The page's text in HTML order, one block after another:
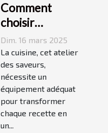
Comment
choisir
l'équipement
de cuisine idéal
pour vos
recettes
Dim. 16 mars 2025
La cuisine, cet atelier
des saveurs,
nécessite un
équipement adéquat
pour transformer
chaque recette en
un...